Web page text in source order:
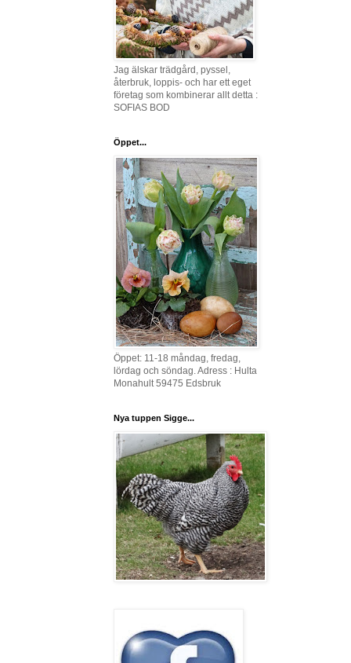
Jag älskar trädgård, pyssel,
återbruk, loppis- och har ett eget
företag som kombinerar allt detta :
SOFIAS BOD
Öppet...
Öppet: 11-18 måndag, fredag,
lördag och söndag. Adress : Hulta
Monahult 59475 Edsbruk
Nya tuppen Sigge...